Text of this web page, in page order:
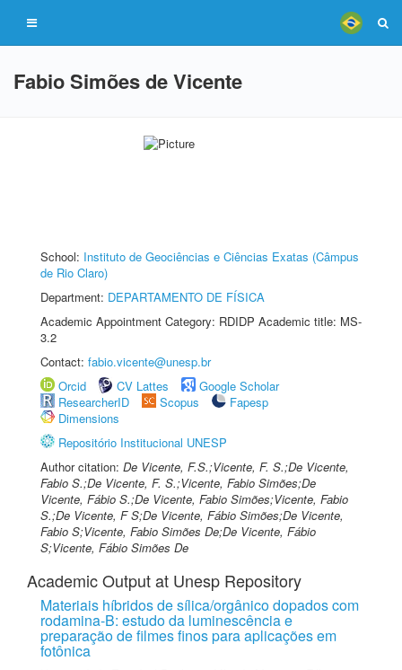
Fabio Simões de Vicente
School: Instituto de Geociências e Ciências Exatas (Câmpus
de Rio Claro)
Department: DEPARTAMENTO DE FÍSICA
Academic Appointment Category: RDIDP Academic title: MS-
3.2
Contact: fabio.vicente@unesp.br
Orcid
CV Lattes
Google Scholar
ResearcherID
Scopus
Fapesp
Dimensions
Repositório Institucional UNESP
Author citation: De Vicente, F.S.;Vicente, F. S.;De Vicente,
Fabio S.;De Vicente, F. S.;Vicente, Fabio Simões;De
Vicente, Fábio S.;De Vicente, Fabio Simões;Vicente, Fabio
S.;De Vicente, F S;De Vicente, Fábio Simões;De Vicente,
Fabio S;Vicente, Fabio Simões De;De Vicente, Fábio
S;Vicente, Fábio Simões De
Academic Output at Unesp Repository
Materiais híbridos de sílica/orgânico dopados com
rodamina-B: estudo da luminescência e
preparação de filmes finos para aplicações em
fotônica